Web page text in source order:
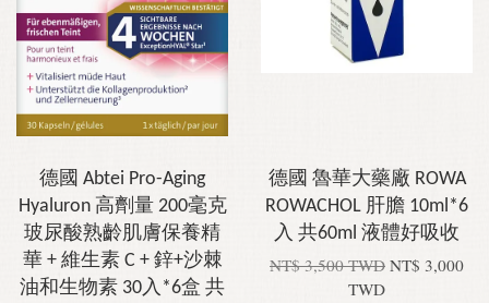
德國 Abtei Pro-Aging
Hyaluron 高劑量 200毫克
玻尿酸熟齡肌膚保養精
華 + 維生素 C + 鋅+沙棘
油和生物素 30入*6盒 共
德國 魯華大藥廠 ROWA
ROWACHOL 肝膽 10ml*6
入 共60ml 液體好吸收
NT$ 3,500 TWD NT$ 3,000
TWD